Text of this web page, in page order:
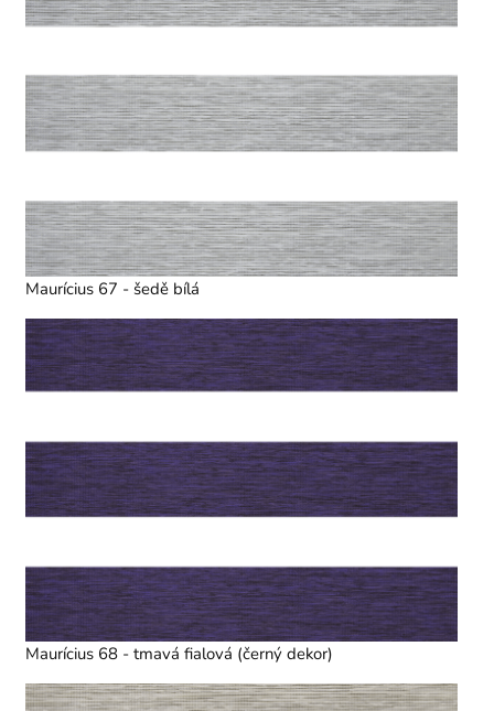
Maurícius 67 - šedě bílá
Maurícius 68 - tmavá fialová (černý dekor)